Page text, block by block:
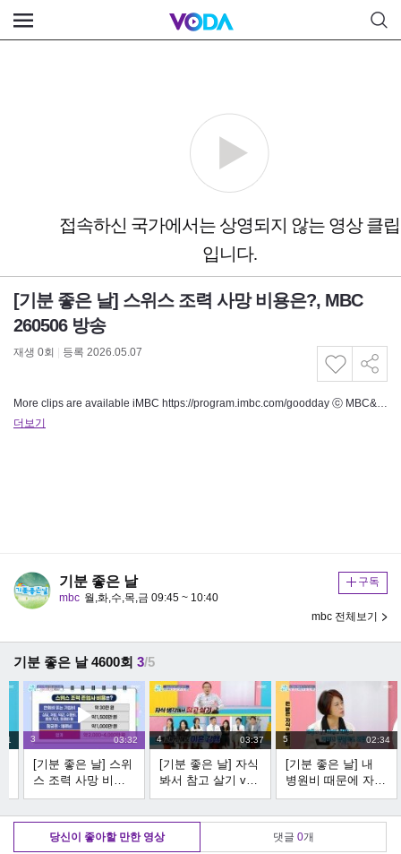
[기분 좋은 날] 스위스 조력 사망 비용은?, MBC
260506 방송
재생 0회 등록 2026.05.07
More clips are available iMBC https://program.imbc.com/goodday ⓒ MBC&…
더보기
기분 좋은 날
mbc 월,화,수,목,금 09:45 ~ 10:40
구독
mbc 전체보기
기분 좋은 날 4600회 3/5
3 03:32
[기분 좋은 날] 스위
스 조력 사망 비용
은?, MBC 260506
방송
4 03:37
[기분 좋은 날] 자식
봐서 참고 살기 vs
이혼 강행, MBC
260506 방송
5 02:34
[기분 좋은 날] 내
병원비 때문에 자식
끼리 싸운다?, MBC
260506 방송
당신이 좋아할 만한 영상 댓글 0개